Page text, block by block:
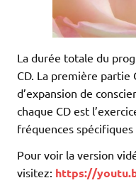
La durée totale du
CD. La première partie
d’expansion de
chaque CD est
fréquences
Pour voir la version
visitez: https://